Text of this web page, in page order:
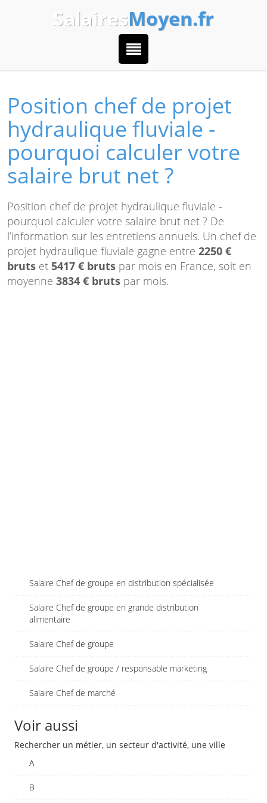
SalairesMoyen.fr
Position chef de projet
hydraulique fluviale -
pourquoi calculer votre
salaire brut net ?
Position chef de projet hydraulique fluviale -
pourquoi calculer votre salaire brut net ? De
l’information sur les entretiens annuels. Un chef de
projet hydraulique fluviale gagne entre 2250 €
bruts et 5417 € bruts par mois en France, soit en
moyenne 3834 € bruts par mois.
Salaire Chef de groupe en distribution spécialisée
Salaire Chef de groupe en grande distribution
alimentaire
Salaire Chef de groupe
Salaire Chef de groupe / responsable marketing
Salaire Chef de marché
Voir aussi
Rechercher un métier, un secteur d'activité, une ville
A
B